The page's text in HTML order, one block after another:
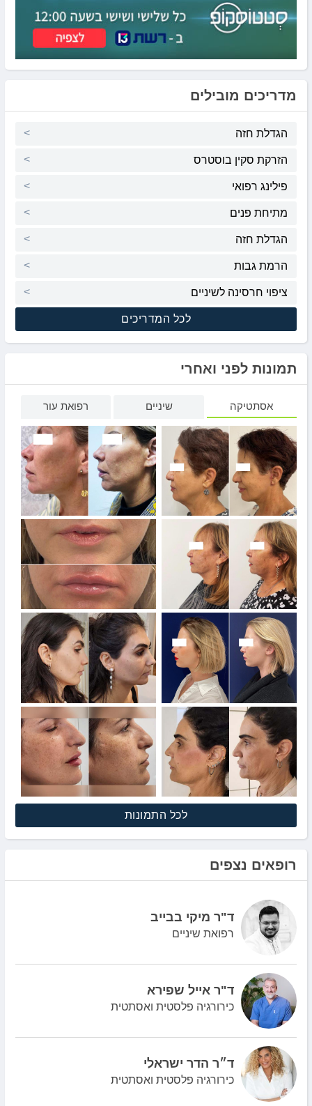
מדריכים מובילים
הגדלת חזה
הזרקת סקין בוסטרס
פילינג רפואי
מתיחת פנים
הגדלת חזה
הרמת גבות
ציפוי חרסינה לשיניים
לכל המדריכים
תמונות לפני ואחרי
אסתטיקה שיניים רפואת עור
לכל התמונות
רופאים נצפים
ד"ר מיקי בבייב
רפואת שיניים
ד"ר אייל שפירא
כירורגיה פלסטית ואסתטית
ד״ר הדר ישראלי
כירורגיה פלסטית ואסתטית